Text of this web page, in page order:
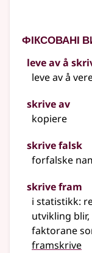
Фіксовані
leve av å
leve av å
skrive av
kopiere
skrive falsk
forfalske
skrive fram
i statistikk:
utvikling
faktorane
framskrive